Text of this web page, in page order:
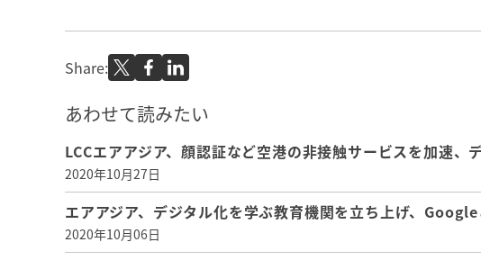
Share:
あわせて読みたい
LCCエアアジア、顔認証など空港の非接触サービスを加速
2020年10月27日
エアアジア、デジタル化を学ぶ教育機関を立ち上げ、
2020年10月06日